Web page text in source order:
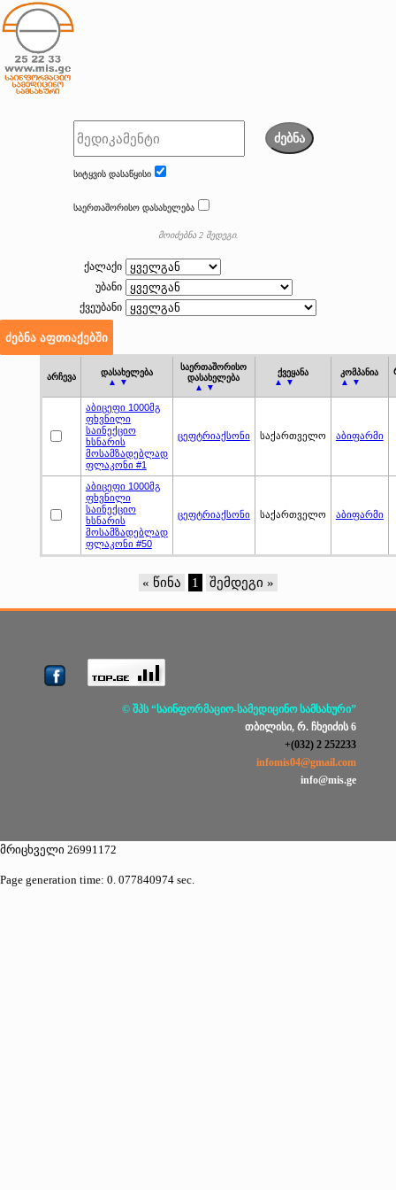
ძებნა
სიტყვის დასაწყისი
საერთაშორისო დასახელება
მოიძებნა 2 შედეგი.
ქალაქი
უბანი
ქვეუბანი
არჩევა
დასახელება
▲ ▼
საერთაშორისო
დასახელება
▲ ▼
ქვეყანა
▲ ▼
კომპანია
▲ ▼
აბიცეფი 1000მგ
ფხვნილი
საინექციო
ხსნარის
მოსამზადებლად
ფლაკონი #1
ცეფტრიაქსონი საქართველო აბიფარმი
აბიცეფი 1000მგ
ფხვნილი
საინექციო
ხსნარის
მოსამზადებლად
ფლაკონი #50
ცეფტრიაქსონი საქართველო აბიფარმი
« წინა 1 შემდეგი »
© შპს “საინფორმაციო-სამედიცინო სამსახური”
თბილისი, რ. ჩხეიძის 6
+(032) 2 252233
infomis04@gmail.com
info@mis.ge
მრიცხველი 26991172
Page generation time: 0. 077840974 sec.